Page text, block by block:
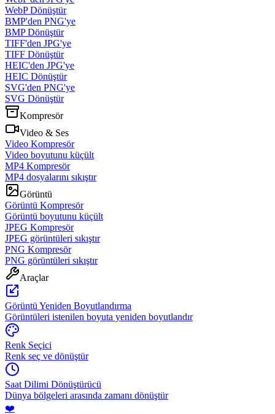
WebP Dönüştür
BMP'den PNG'ye
BMP Dönüştür
TIFF'den JPG'ye
TIFF Dönüştür
HEIC'den JPG'ye
HEIC Dönüştür
SVG'den PNG'ye
SVG Dönüştür
Kompresör
Video & Ses
Video Kompresör
Video boyutunu küçült
MP4 Kompresör
MP4 dosyalarını sıkıştır
Görüntü
Görüntü Kompresör
Görüntü boyutunu küçült
JPEG Kompresör
JPEG görüntüleri sıkıştır
PNG Kompresör
PNG görüntüleri sıkıştır
Araçlar
Görüntü Yeniden Boyutlandırma
Görüntüleri istenilen boyuta yeniden boyutlandır
Renk Seçici
Renk seç ve dönüştür
Saat Dilimi Dönüştürücü
Dünya bölgeleri arasında zamanı dönüştür
❤️